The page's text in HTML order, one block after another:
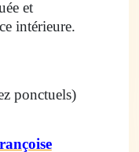
et
intérieure.
ponctuels)